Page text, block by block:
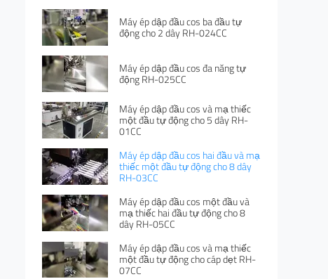
Máy ép dập đầu cos ba đầu tự
động cho 2 dây RH-024CC
Máy ép dập đầu cos đa năng tự
động RH-025CC
Máy ép dập đầu cos và mạ thiếc
một đầu tự động cho 5 dây RH-
01CC
Máy ép dập đầu cos hai đầu và mạ
thiếc một đầu tự động cho 8 dây
RH-03CC
Máy ép dập đầu cos một đầu và
mạ thiếc hai đầu tự động cho 8
dây RH-05CC
Máy ép dập đầu cos và mạ thiếc
một đầu tự động cho cáp dẹt RH-
07CC